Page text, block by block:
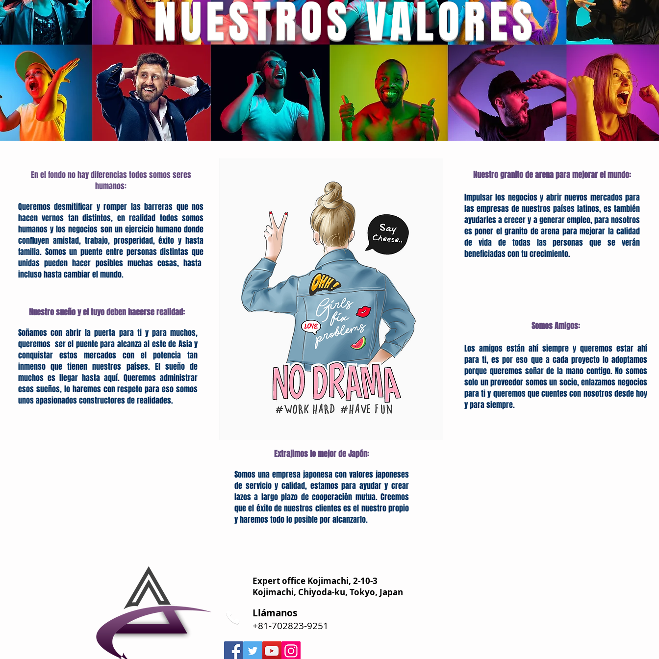
NUESTROS VALORES
En el fondo no hay diferencias todos somos seres
humanos:
Queremos desmitificar y romper las barreras que nos
hacen vernos tan distintos, en realidad todos somos
humanos y los negocios son un ejercicio humano donde
confluyen amistad, trabajo, prosperidad, éxito y hasta
familia. Somos un puente entre personas distintas que
unidas pueden hacer posibles muchas cosas, hasta
incluso hasta cambiar el mundo.
Nuestro sueño y el tuyo deben hacerse realidad:
Soñamos con abrir la puerta para ti y para muchos,
queremos ser el puente para alcanza al este de Asia y
conquistar estos mercados con el potencia tan
inmenso que tienen nuestros países. El sueño de
muchos es llegar hasta aquí. Queremos administrar
esos sueños, lo haremos con respeto para eso somos
unos apasionados constructores de realidades.
Nuestro granito de arena para mejorar el mundo:
Impulsar los negocios y abrir nuevos mercados para
las empresas de nuestros países latinos, es también
ayudarles a crecer y a generar empleo, para nosotros
es poner el granito de arena para mejorar la calidad
de vida de todas las personas que se verán
beneficiadas con tu crecimiento.
Somos Amigos:
Los amigos están ahí siempre y queremos estar ahí
para ti, es por eso que a cada proyecto lo adoptamos
porque queremos soñar de la mano contigo. No somos
solo un proveedor somos un socio, enlazamos negocios
para ti y queremos que cuentes con nosotros desde hoy
y para siempre.
Extrajimos lo mejor de Japón:
Somos una empresa japonesa con valores japoneses
de servicio y calidad, estamos para ayudar y crear
lazos a largo plazo de cooperación mutua. Creemos
que el éxito de nuestros clientes es el nuestro propio
y haremos todo lo posible por alcanzarlo.
Expert office Kojimachi, 2-10-3
Kojimachi, Chiyoda-ku, Tokyo, Japan
Llámanos
+81-702823-9251